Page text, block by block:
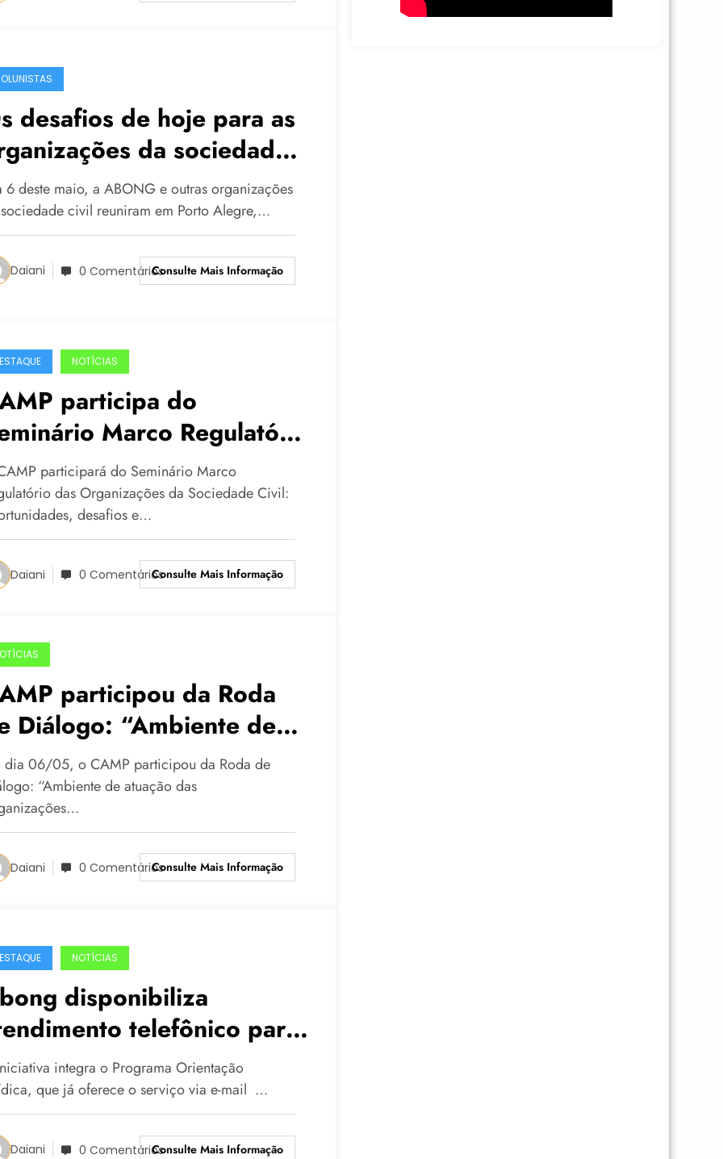
desafios de hoje para as
da sociedade
6 deste maio, a ABONG e outras organizações
civil reuniram em Porto Alegre,…
Daiani 0 ComentáriosConsulte Mais Informação
NOTÍCIAS
participa do
Marco Regulatório
Organizações da
Civil:
desafios e
da nova lei
fomento e colaboração
participará do Seminário Marco
das Organizações da Sociedade Civil:
desafios e…
Daiani 0 ComentáriosConsulte Mais Informação
participou da Roda
Diálogo: “Ambiente de
das Organizações
Sociedade Civil no Brasil:
e perspectivas”
dia 06/05, o CAMP participou da Roda de
“Ambiente de atuação das
Daiani 0 ComentáriosConsulte Mais Informação
NOTÍCIAS
disponibiliza
telefônico para
jurídica a
da Sociedade
integra o Programa Orientação
que já oferece o serviço via e-mail …
Daiani 0 ComentáriosConsulte Mais Informação